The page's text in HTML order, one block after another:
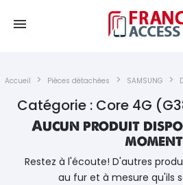
Accueil Pièces détachées SAMSUNG
Catégorie : Core 4G
Aucun produit
moment
Restez à l'écoute! D'autres
au fur et à mesure qu'ils